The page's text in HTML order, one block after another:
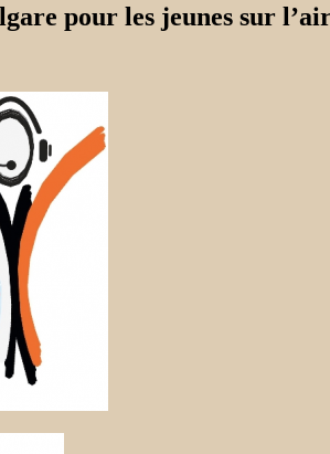
pour les jeunes sur